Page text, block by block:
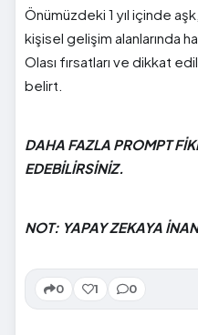
Önümüzdeki 1 yıl içinde
kişisel gelişim alanlarında
Olası fırsatları ve dikkat
belirt.
DAHA FAZLA PROMPT
EDEBİLİRSİNİZ.
NOT: YAPAY ZEKAYA
0 1 0